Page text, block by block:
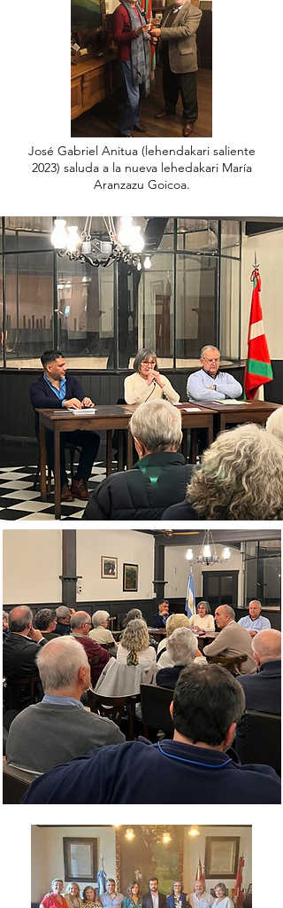
José Gabriel Anitua (lehendakari saliente
2023) saluda a la nueva lehedakari María
Aranzazu Goicoa.